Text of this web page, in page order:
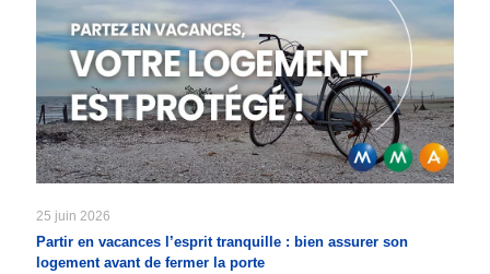
25 juin 2026
Partir en vacances l’esprit tranquille : bien assurer son
logement avant de fermer la porte